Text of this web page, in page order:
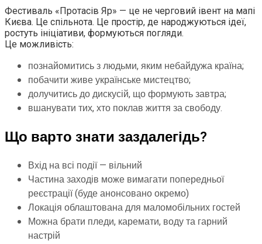
Фестиваль «Протасів Яр» — це не черговий івент на мапі
Києва. Це спільнота. Це простір, де народжуються ідеї,
ростуть ініціативи, формуються погляди.
Це можливість:
познайомитись з людьми, яким небайдужа країна;
побачити живе українське мистецтво;
долучитись до дискусій, що формують завтра;
вшанувати тих, хто поклав життя за свободу.
Що варто знати заздалегідь?
Вхід на всі події — вільний
Частина заходів може вимагати попередньої
реєстрації (буде анонсовано окремо)
Локація облаштована для маломобільних гостей
Можна брати пледи, каремати, воду та гарний
настрій